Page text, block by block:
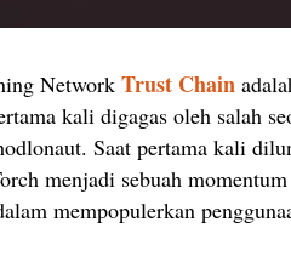
Network Trust Chain
kali digagas oleh salah
Saat pertama kali
menjadi sebuah
mempopulerkan